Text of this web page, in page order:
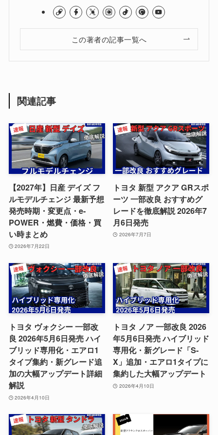
この著者の記事一覧へ
関連記事
【2027年】日産 デイズ フ
ルモデルチェンジ 最新予想
発売時期・変更点・e-
POWER・燃費・価格・買
い時まとめ
2026年7月22日
トヨタ 新型 アクア GRスポ
ーツ 一部改良 おすすめグ
レードを徹底解説 2026年7
月6日発売
2026年7月7日
トヨタ ヴォクシー 一部改
良 2026年5月6日発売 ハイ
ブリッド専用化・エアロ1
タイプ集約・新グレード追
加の大幅アップデート詳細
解説
2026年4月10日
トヨタ ノア 一部改良 2026
年5月6日発売 ハイブリッド
専用化・新グレード「S-
X」追加・エアロ1タイプに
集約した大幅アップデート
2026年4月10日